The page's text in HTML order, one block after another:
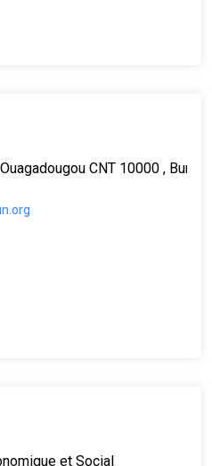
CNT 10000 ,
et Social